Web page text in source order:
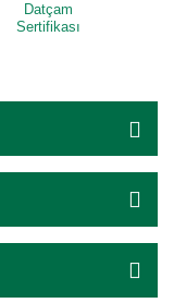
Datçam
Sertifikası